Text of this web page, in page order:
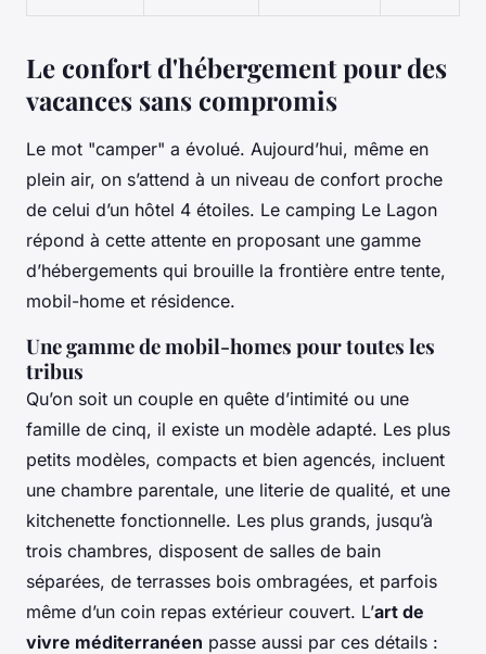
Le confort d'hébergement pour des
vacances sans compromis
Le mot "camper" a évolué. Aujourd’hui, même en
plein air, on s’attend à un niveau de confort proche
de celui d’un hôtel 4 étoiles. Le camping Le Lagon
répond à cette attente en proposant une gamme
d’hébergements qui brouille la frontière entre tente,
mobil-home et résidence.
Une gamme de mobil-homes pour toutes les
tribus
Qu’on soit un couple en quête d’intimité ou une
famille de cinq, il existe un modèle adapté. Les plus
petits modèles, compacts et bien agencés, incluent
une chambre parentale, une literie de qualité, et une
kitchenette fonctionnelle. Les plus grands, jusqu’à
trois chambres, disposent de salles de bain
séparées, de terrasses bois ombragées, et parfois
même d’un coin repas extérieur couvert. L’art de
vivre méditerranéen passe aussi par ces détails :